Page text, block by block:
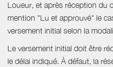
Loueur, et après réception du
mention "Lu et approuvé" le
versement initial selon la
Le versement initial doit être
le délai indiqué. À défaut, la